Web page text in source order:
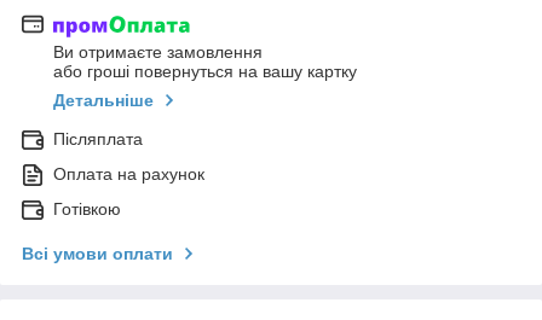
Ви отримаєте замовлення
або гроші повернуться на вашу картку
Детальніше
Післяплата
Оплата на рахунок
Готівкою
Всі умови оплати